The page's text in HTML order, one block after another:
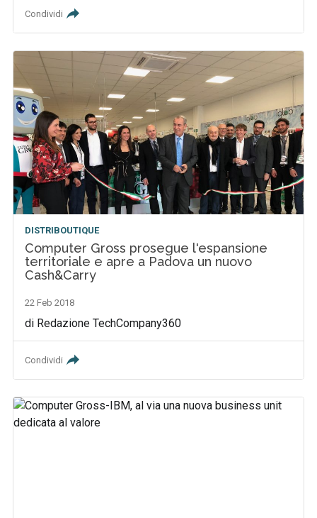
Condividi
DISTRIBOUTIQUE
Computer Gross prosegue l'espansione
territoriale e apre a Padova un nuovo
Cash&Carry
22 Feb 2018
di Redazione TechCompany360
Condividi